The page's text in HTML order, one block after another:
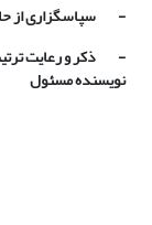
- سپاسگزاری از
- ذکر و رعایت
نویسنده مسئول